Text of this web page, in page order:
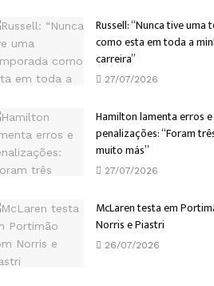
Russell: “Nunca tive uma
como esta em toda a
carreira”
27/07/2026
Hamilton lamenta erros e
penalizações: “Foram
muito más”
27/07/2026
McLaren testa em
Norris e Piastri
26/07/2026